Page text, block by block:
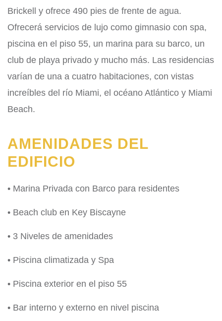
Brickell y ofrece 490 pies de frente de agua.
Ofrecerá servicios de lujo como gimnasio con spa,
piscina en el piso 55, un marina para su barco, un
club de playa privado y mucho más. Las residencias
varían de una a cuatro habitaciones, con vistas
increíbles del río Miami, el océano Atlántico y Miami
Beach.
AMENIDADES DEL
EDIFICIO
• Marina Privada con Barco para residentes
• Beach club en Key Biscayne
• 3 Niveles de amenidades
• Piscina climatizada y Spa
• Piscina exterior en el piso 55
• Bar interno y externo en nivel piscina